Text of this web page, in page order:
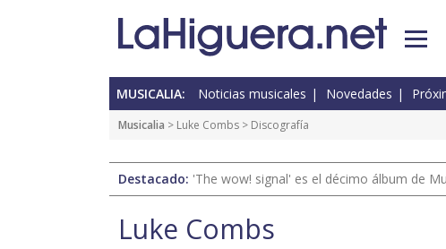
MUSICALIA: Noticias musicales Novedades
Musicalia > Luke Combs > Discografía
Destacado: 'The wow! signal' es el décimo álbum de
Luke Combs